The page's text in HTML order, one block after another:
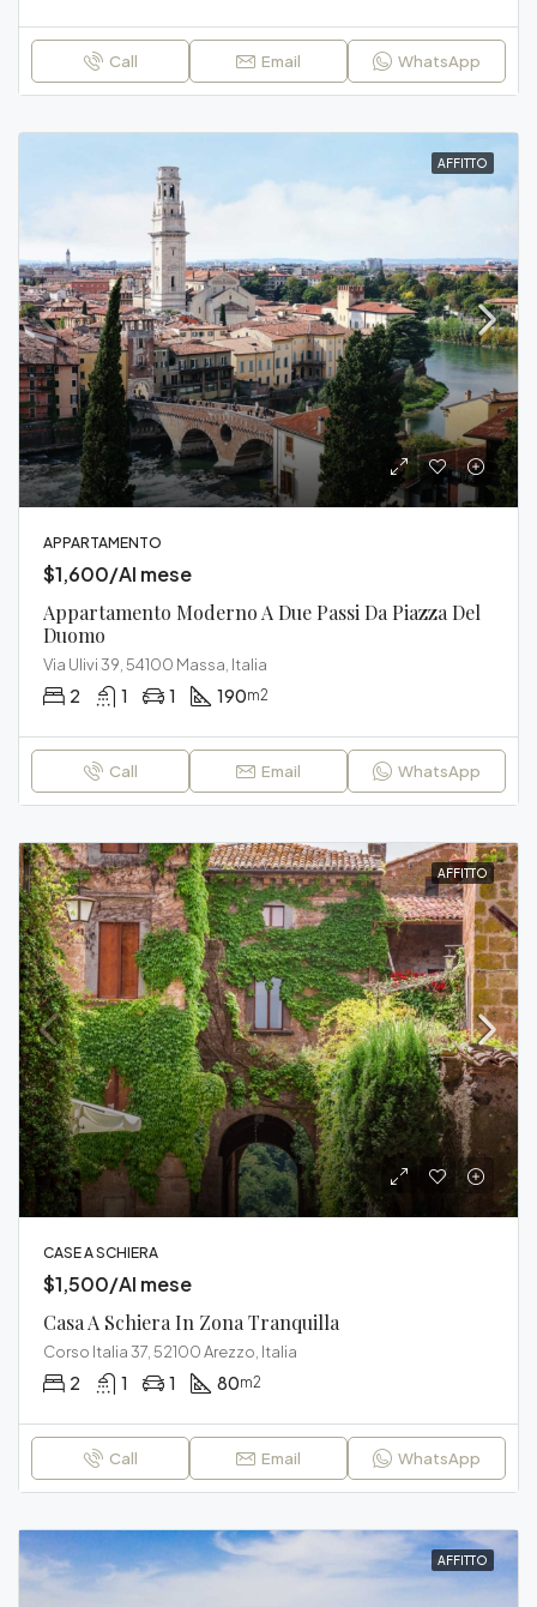
Call Email WhatsApp
AFFITTO
APPARTAMENTO
$1,600/Al mese
Appartamento Moderno A Due Passi Da Piazza Del
Duomo
Via Ulivi 39, 54100 Massa, Italia
2 1 1 190m2
Call Email WhatsApp
AFFITTO
CASE A SCHIERA
$1,500/Al mese
Casa A Schiera In Zona Tranquilla
Corso Italia 37, 52100 Arezzo, Italia
2 1 1 80m2
Call Email WhatsApp
AFFITTO